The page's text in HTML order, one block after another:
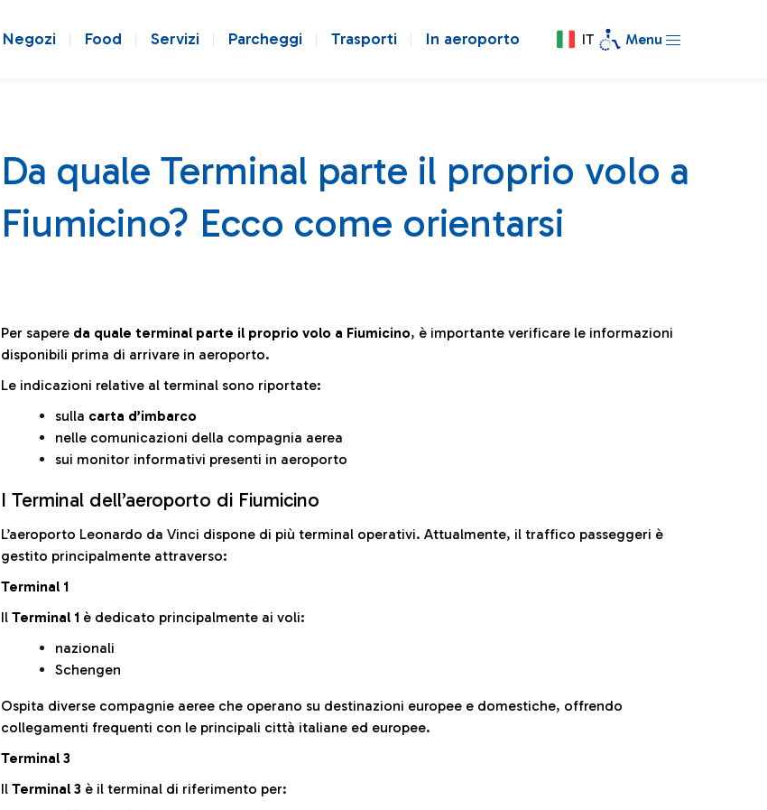
Negozi Food Servizi Parcheggi Trasporti In aeroporto IT Menu
Da quale Terminal parte il proprio volo a
Fiumicino? Ecco come orientarsi
Per sapere da quale terminal parte il proprio volo a Fiumicino, è importante verificare le informazioni
disponibili prima di arrivare in aeroporto.
Le indicazioni relative al terminal sono riportate:
sulla carta d’imbarco
nelle comunicazioni della compagnia aerea
sui monitor informativi presenti in aeroporto
I Terminal dell’aeroporto di Fiumicino
L’aeroporto Leonardo da Vinci dispone di più terminal operativi. Attualmente, il traffico passeggeri è
gestito principalmente attraverso:
Terminal 1
Il Terminal 1 è dedicato principalmente ai voli:
nazionali
Schengen
Ospita diverse compagnie aeree che operano su destinazioni europee e domestiche, offrendo
collegamenti frequenti con le principali città italiane ed europee.
Terminal 3
Il Terminal 3 è il terminal di riferimento per: